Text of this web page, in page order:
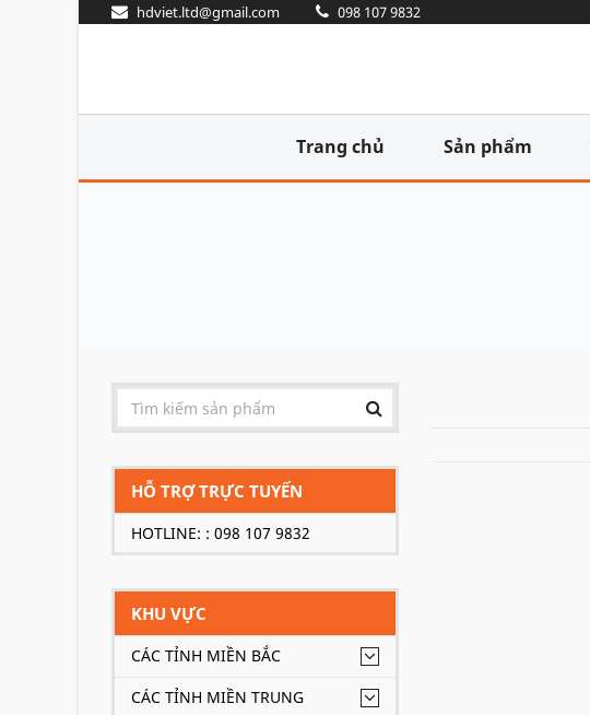
hdviet.ltd@gmail.com 098 107 9832
Trang chủ Sản phẩm
HỖ TRỢ TRỰC TUYẾN
HOTLINE: : 098 107 9832
KHU VỰC
CÁC TỈNH MIỀN BẮC
CÁC TỈNH MIỀN TRUNG